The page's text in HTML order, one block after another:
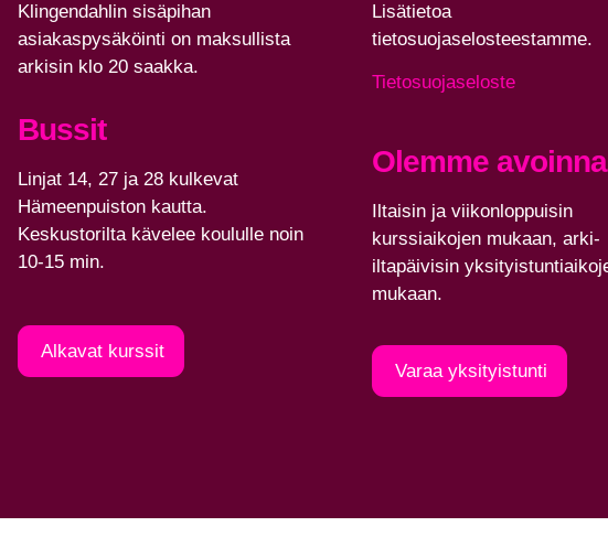
Klingendahlin sisäpihan
asiakaspysäköinti on maksullista
arkisin klo 20 saakka.
Bussit
Linjat 14, 27 ja 28 kulkevat
Hämeenpuiston kautta.
Keskustorilta kävelee koululle noin
10-15 min.
Alkavat kurssit
Lisätietoa
tietosuojaselosteestamme.
Tietosuojaseloste
Olemme avoinna
Iltaisin ja viikonloppuisin
kurssiaikojen mukaan, arki-
iltapäivisin
mukaan.
Varaa yksityistunti